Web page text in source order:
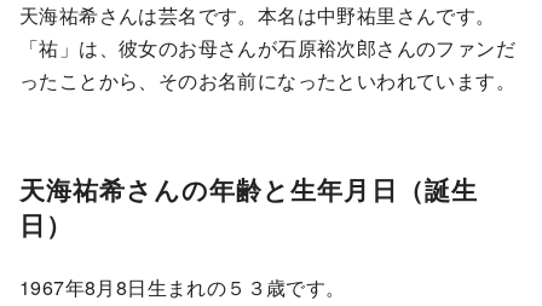
天海祐希さんは芸名です。本名は中野祐里さんです。
「祐」は、彼女のお母さんが石原裕次郎さんのファンだ
ったことから、そのお名前になったといわれています。
天海祐希さんの年齢と生年月日（誕生
日）
1967年8月8日生まれの５３歳です。